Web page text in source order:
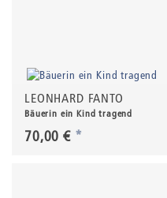
LEONHARD FANTO
Bäuerin ein Kind tragend
70,00 € *